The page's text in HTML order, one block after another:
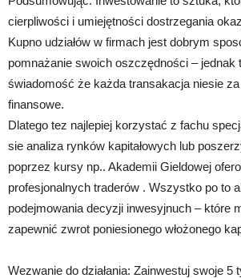
cierpliwości i umiejętności dostrzegania
Kupno udziałów w firmach jest dobrym
pomnażanie swoich oszczędności – jednak
świadomość że każda transakacja niesie
finansowe.
Dlatego tez najlepiej korzystać z fachu
sie analiza rynków kapitałowych lub
poprzez kursy np.. Akademii Gieldowej
profesjonalnych traderów . Wszystko po to
podejmowania decyzji inwesyjnuch – które
zapewnić zwrot poniesionego włożonego
Wezwanie do działania: Zainwestuj swoje 5